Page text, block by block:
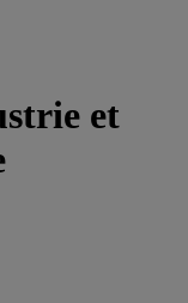
et